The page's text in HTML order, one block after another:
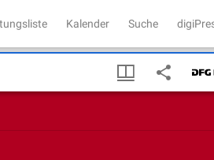
Kalender Suche